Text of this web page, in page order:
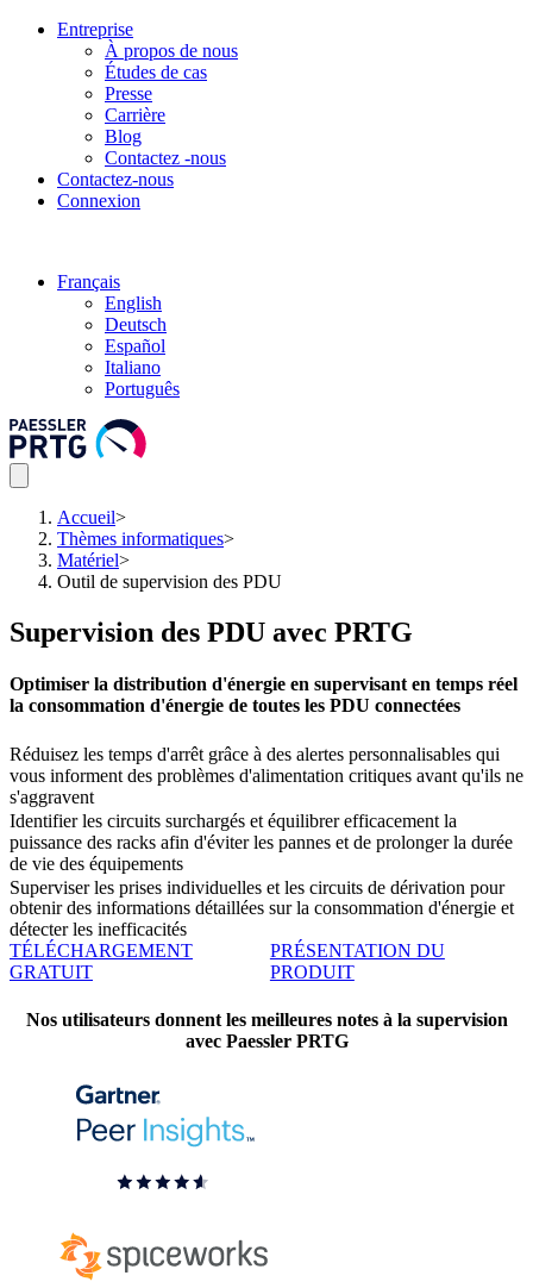
Entreprise
À propos de nous
Études de cas
Presse
Carrière
Blog
Contactez -nous
Contactez-nous
Connexion
Français
English
Deutsch
Español
Italiano
Português
Accueil>
Thèmes informatiques>
Matériel>
Outil de supervision des PDU
Supervision des PDU avec PRTG
Optimiser la distribution d'énergie en supervisant en temps réel
la consommation d'énergie de toutes les PDU connectées
Réduisez les temps d'arrêt grâce à des alertes personnalisables qui
vous informent des problèmes d'alimentation critiques avant qu'ils ne
s'aggravent
Identifier les circuits surchargés et équilibrer efficacement la
puissance des racks afin d'éviter les pannes et de prolonger la durée
de vie des équipements
Superviser les prises individuelles et les circuits de dérivation pour
obtenir des informations détaillées sur la consommation d'énergie et
détecter les inefficacités
TÉLÉCHARGEMENT
GRATUIT
PRÉSENTATION DU
PRODUIT
Nos utilisateurs donnent les meilleures notes à la supervision
avec Paessler PRTG